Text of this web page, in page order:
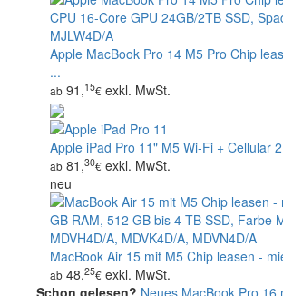
Apple MacBook Pro 14 M5 Pro Chip
...
ab 91,15€ exkl. MwSt.
Apple iPad Pro 11" M5 Wi‑Fi + Cellular
ab 81,30€ exkl. MwSt.
neu
MacBook Air 15 mit M5 Chip leasen -
ab 48,25€ exkl. MwSt.
Schon gelesen? Neues MacBook Pro